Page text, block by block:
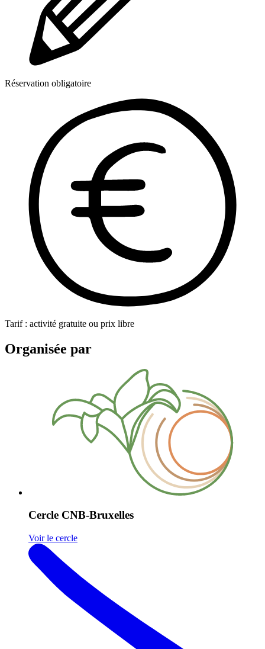
Réservation obligatoire
Tarif : activité gratuite ou prix libre
Organisée par
Cercle CNB-Bruxelles
Voir le cercle